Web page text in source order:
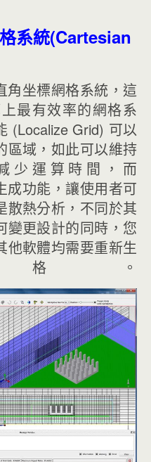
系統(Cartesian
角坐標網格系統，這
最有效率的網格系
(Localize Grid) 可以
區域，如此可以維持
少運算時間，而
成功能，讓使用者可
散熱分析，不同於其
變更設計的同時，您
他軟體均需要重新生
。